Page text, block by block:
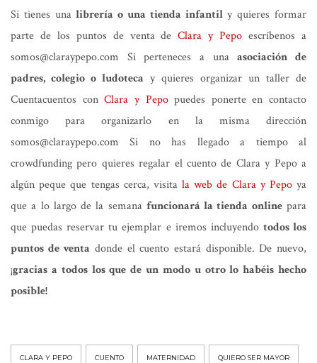
Si tienes unalibrería o una tienda infantily quieres formar
parte de los puntos de venta deClara y Pepo escríbenos a
somos@claraypepo.com Si perteneces a unaasociación de
padres, colegio o ludoteca y quieres organizar un taller de
Cuentacuentos conClara y Pepopuedes ponerte en contacto
conmigo para organizarlo en la misma dirección
somos@claraypepo.com Si no has llegado a tiempo al
crowdfunding pero quieres regalar el cuento de Clara y Pepo a
algún peque que tengas cerca, visita la web de Clara y Pepoya
que a lo largo de la semana funcionará la tienda onlinepara
que puedas reservar tu ejemplar e iremos incluyendo todos los
puntos de venta donde el cuento estará disponible. De nuevo,
¡gracias a todos los que de un modo u otro lo habéis hecho
posible!
CLARA Y PEPO CUENTO MATERNIDAD QUIERO SER MAYOR